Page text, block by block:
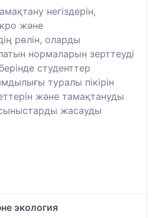
негіздерін,
және
рөлін, оларды
нормаларын зерттеуді
студенттер
туралы пікірін
және тамақтануды
жасауды
экология